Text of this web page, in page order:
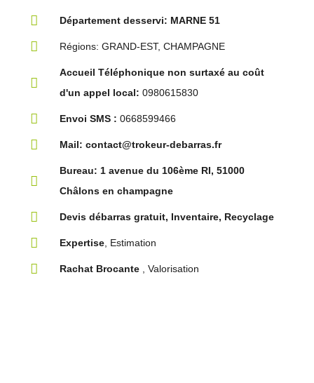
Département desservi: MARNE 51
Régions: GRAND-EST, CHAMPAGNE
Accueil Téléphonique non surtaxé au coût
d'un appel local: 0980615830
Envoi SMS : 0668599466
Mail: contact@trokeur-debarras.fr
Bureau: 1 avenue du 106ème RI, 51000
Châlons en champagne
Devis débarras gratuit, Inventaire, Recyclage
Expertise, Estimation
Rachat Brocante , Valorisation